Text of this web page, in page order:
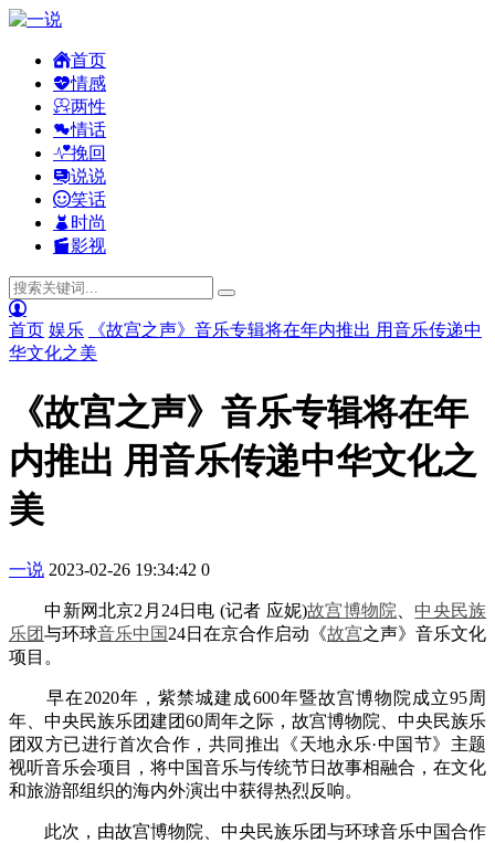
首页
情感
两性
情话
挽回
说说
笑话
时尚
影视
首页 娱乐
《故宫之声》音乐专辑将在年内推出 用音乐传递中
华文化之美
《故宫之声》音乐专辑将在年
内推出 用音乐传递中华文化之
美
一说 2023-02-26 19:34:42 0
中新网北京2月24日电 (记者 应妮)故宫博物院
中央民族
乐团与环球音乐中国 24日在京合作启动《故宫之声》音乐文化
项目。
早在2020年，紫禁城建成600年暨故宫博物院成立95周
年、中央民族乐团建团60周年之际，故宫博物院、中央民族乐
团双方已进行首次合作，共同推出《天地永乐·中国节》主题
视听音乐会项目，将中国音乐与传统节日故事相融合，在文化
和旅游部组织的海内外演出中获得热烈反响。
此次，由故宫博物院、中央民族乐团与环球音乐中国合作